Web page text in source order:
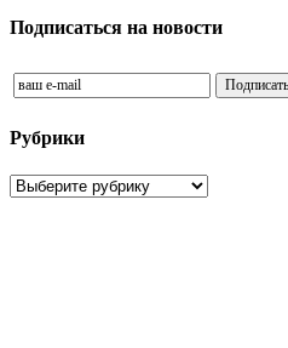
Подписаться на новости
Рубрики
Рубрики